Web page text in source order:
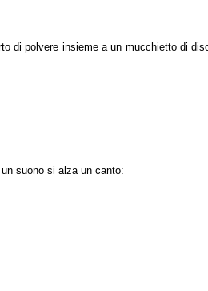
polvere insieme a un mucchietto di
suono si alza un canto: